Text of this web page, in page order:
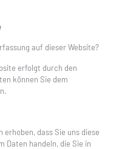
auf dieser Website?
erfolgt durch den
können Sie dem
dass Sie uns diese
Daten handeln, die Sie in